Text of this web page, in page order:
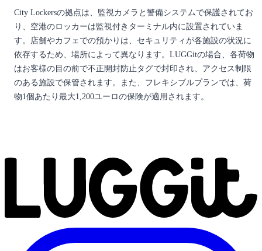
City Lockersの拠点は、監視カメラと警備システムで保護されてお
り、空港のロッカーは監視付きターミナル内に設置されていま
す。店舗やカフェでの預かりは、セキュリティが各施設の状況に
依存するため、場所によって異なります。LUGGitの場合、各荷物
はお客様の目の前で不正開封防止タグで封印され、アクセス制限
のある施設で保管されます。また、フレキシブルプランでは、荷
物1個あたり最大1,200ユーロの保険が適用されます。